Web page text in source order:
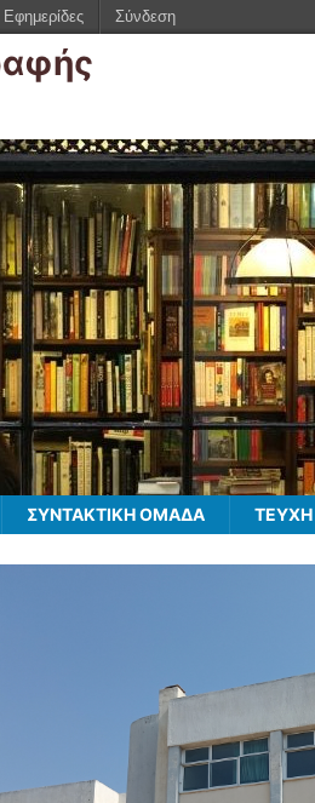
ΣΥΝΤΑΚΤΙΚΗ ΟΜΑΔΑ ΤΕΥΧΗ
Σύνδεση